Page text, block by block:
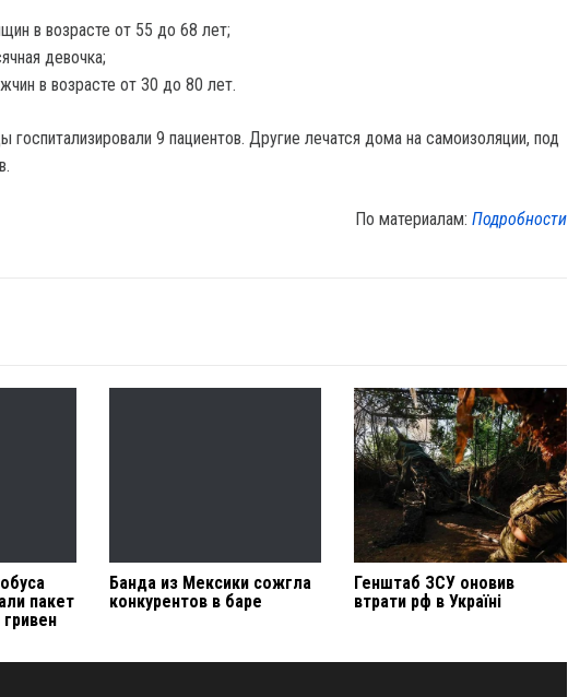
в возрасте от 55 до 68 лет;
девочка;
в возрасте от 30 до 80 лет.
госпитализировали 9 пациентов. Другие лечатся дома на самоизоляции, под
По материалам:Подробности
пакет
Банда из Мексики сожгла
конкурентов в баре
Генштаб ЗСУ оновив
втрати рф в Україні